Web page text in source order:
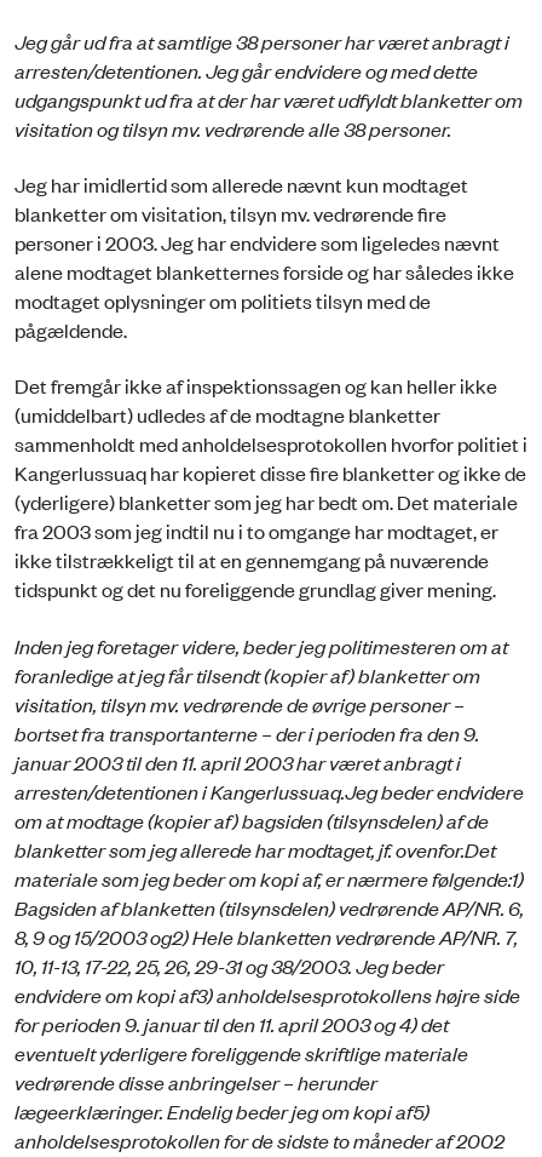
Jeg går ud fra at samtlige 38 personer har været anbragt i
arresten/detentionen. Jeg går endvidere og med dette
udgangspunkt ud fra at der har været udfyldt blanketter om
visitation og tilsyn mv. vedrørende alle 38 personer.
Jeg har imidlertid som allerede nævnt kun modtaget
blanketter om visitation, tilsyn mv. vedrørende fire
personer i 2003. Jeg har endvidere som ligeledes nævnt
alene modtaget blanketternes forside og har således ikke
modtaget oplysninger om politiets tilsyn med de
pågældende.
Det fremgår ikke af inspektionssagen og kan heller ikke
(umiddelbart) udledes af de modtagne blanketter
sammenholdt med anholdelsesprotokollen hvorfor politiet i
Kangerlussuaq har kopieret disse fire blanketter og ikke de
(yderligere) blanketter som jeg har bedt om. Det materiale
fra 2003 som jeg indtil nu i to omgange har modtaget, er
ikke tilstrækkeligt til at en gennemgang på nuværende
tidspunkt og det nu foreliggende grundlag giver mening.
Inden jeg foretager videre, beder jeg politimesteren om at
foranledige at jeg får tilsendt (kopier af) blanketter om
visitation, tilsyn mv. vedrørende de øvrige personer –
bortset fra transportanterne – der i perioden fra den 9.
januar 2003 til den 11. april 2003 har været anbragt i
arresten/detentionen i Kangerlussuaq.Jeg beder endvidere
om at modtage (kopier af) bagsiden (tilsynsdelen) af de
blanketter som jeg allerede har modtaget, jf. ovenfor.Det
materiale som jeg beder om kopi af, er nærmere følgende:1)
Bagsiden af blanketten (tilsynsdelen) vedrørende AP/NR. 6,
8, 9 og 15/2003 og2) Hele blanketten vedrørende AP/NR. 7,
10, 11-13, 17-22, 25, 26, 29-31 og 38/2003.Jeg beder
endvidere om kopi af3) anholdelsesprotokollens højre side
for perioden 9. januar til den 11. april 2003 og4) det
eventuelt yderligere foreliggende skriftlige materiale
vedrørende disse anbringelser – herunder
lægeerklæringer. Endelig beder jeg om kopi af5)
anholdelsesprotokollen for de sidste to måneder af 2002